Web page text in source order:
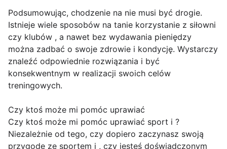
Podsumowując, chodzenie na nie musi być drogie.
Istnieje wiele sposobów na tanie korzystanie z siłowni
czy klubów , a nawet bez wydawania pieniędzy
można zadbać o swoje zdrowie i kondycję. Wystarczy
znaleźć odpowiednie rozwiązania i być
konsekwentnym w realizacji swoich celów
treningowych.
Czy ktoś może mi pomóc uprawiać
Czy ktoś może mi pomóc uprawiać sport i ?
Niezależnie od tego, czy dopiero zaczynasz swoją
przygodę ze sportem i , czy jesteś doświadczonym